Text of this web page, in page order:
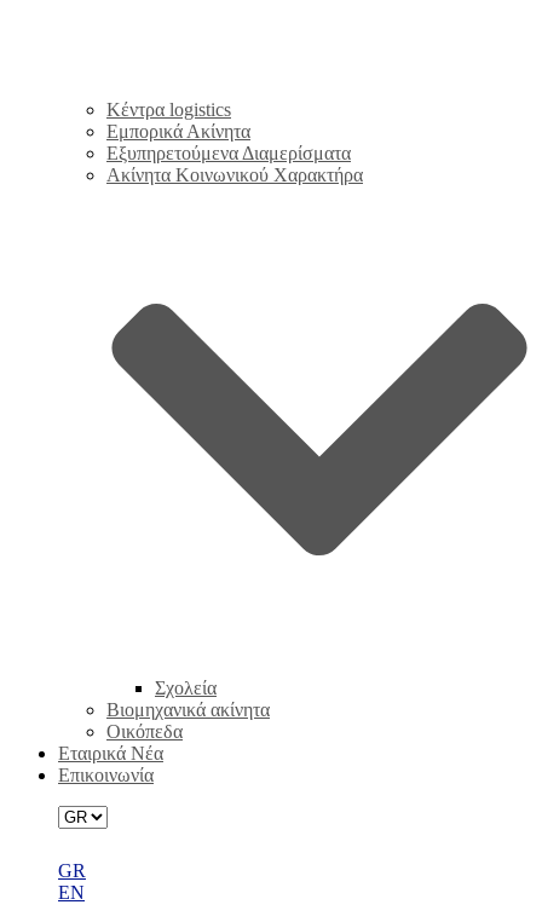
Κέντρα logistics
Εμπορικά Ακίνητα
Εξυπηρετούμενα Διαμερίσματα
Ακίνητα Κοινωνικού Χαρακτήρα
Σχολεία
Βιομηχανικά ακίνητα
Οικόπεδα
Εταιρικά Νέα
Επικοινωνία
GR
EN